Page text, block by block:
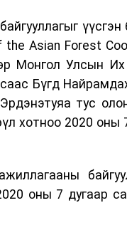
үүсгэн
Asian Forest
Монгол Улсын Их
Бүгд
тус
хотноо 2020
оны 7 дугаар